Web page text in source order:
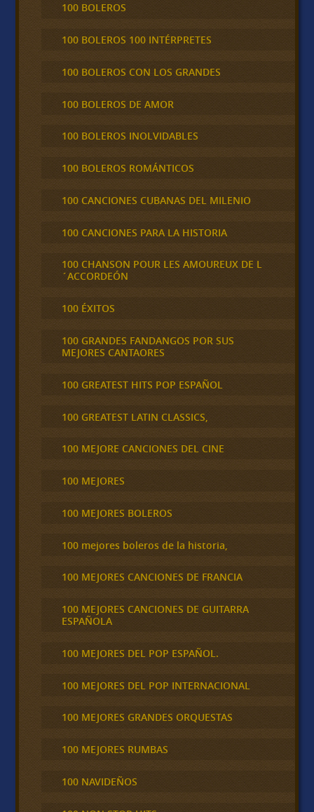
100 BOLEROS
100 BOLEROS 100 INTÉRPRETES
100 BOLEROS CON LOS GRANDES
100 BOLEROS DE AMOR
100 BOLEROS INOLVIDABLES
100 BOLEROS ROMÁNTICOS
100 CANCIONES CUBANAS DEL MILENIO
100 CANCIONES PARA LA HISTORIA
100 CHANSON POUR LES AMOUREUX DE L
´ACCORDEÓN
100 ÉXITOS
100 GRANDES FANDANGOS POR SUS
MEJORES CANTAORES
100 GREATEST HITS POP ESPAÑOL
100 GREATEST LATIN CLASSICS,
100 MEJORE CANCIONES DEL CINE
100 MEJORES
100 MEJORES BOLEROS
100 mejores boleros de la historia,
100 MEJORES CANCIONES DE FRANCIA
100 MEJORES CANCIONES DE GUITARRA
ESPAÑOLA
100 MEJORES DEL POP ESPAÑOL.
100 MEJORES DEL POP INTERNACIONAL
100 MEJORES GRANDES ORQUESTAS
100 MEJORES RUMBAS
100 NAVIDEÑOS